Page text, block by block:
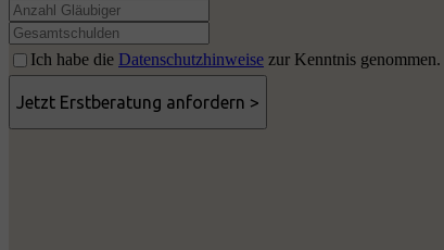
Ich habe die Datenschutzhinweise zur Kenntnis genommen.